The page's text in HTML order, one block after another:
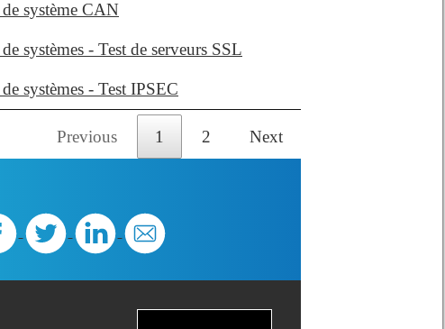
système CAN
systèmes - Test de serveurs SSL
systèmes - Test IPSEC
Previous 1 2 Next